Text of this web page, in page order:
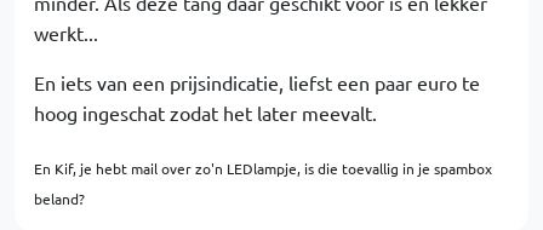
werkt...
En iets van een prijsindicatie, liefst een paar euro te
hoog ingeschat zodat het later meevalt.
En Kif, je hebt mail over zo'n LEDlampje, is die toevallig in je spambox
beland?